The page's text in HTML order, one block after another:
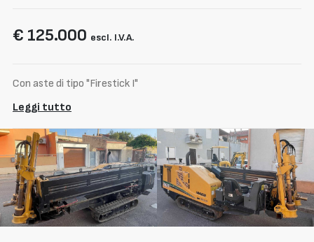
€ 125.000 escl. I.V.A.
Con aste di tipo "Firestick I"
Leggi tutto